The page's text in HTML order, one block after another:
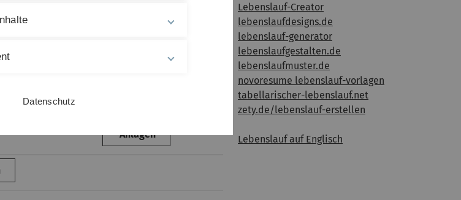
Dann können Sie Ihr Foto natürlich dort
desto interessanter ist dieses
in Ihrer Mappe. Verschicken Sie jedoch
Anlagen
Lebenslauf-Creator
lebenslaufdesigns.de
lebenslauf-generator
lebenslaufgestalten.de
lebenslaufmuster.de
novoresume lebenslauf-vorlagen
tabellarischer-lebenslauf.net
zety.de/lebenslauf-erstellen
Lebenslauf auf Englisch
Datenschutz